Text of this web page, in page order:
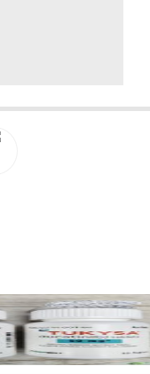
正是为经过曲妥珠
展现出明确的治疗
、帕妥珠单抗、